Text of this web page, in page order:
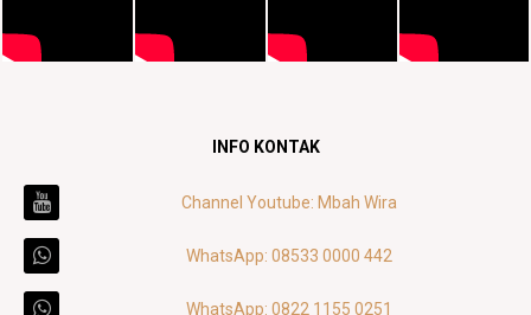
INFO KONTAK
Channel Youtube: Mbah Wira
WhatsApp: 08533 0000 442
WhatsApp: 0822 1155 0251